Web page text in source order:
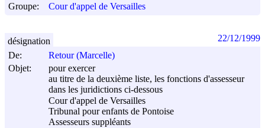
Groupe:
Cour d'appel de Versailles
De:
Retour (Marcelle)
Objet:
pour exercer
au titre de la deuxième liste, les fonctions d'assesseur
dans les juridictions ci-dessous
Cour d'appel de Versailles
Tribunal pour enfants de Pontoise
Assesseurs suppléants
désignation 22/12/1999